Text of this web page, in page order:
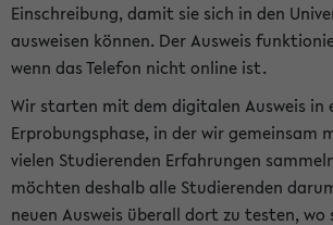
Einschreibung, damit sie sich in den
ausweisen können. Der Ausweis
wenn das Telefon nicht online ist.
Wir starten mit dem digitalen Ausweis in
Erprobungsphase, in der wir gemeinsam
vielen Studierenden Erfahrungen
möchten deshalb alle Studierenden
neuen Ausweis überall dort zu testen, wo